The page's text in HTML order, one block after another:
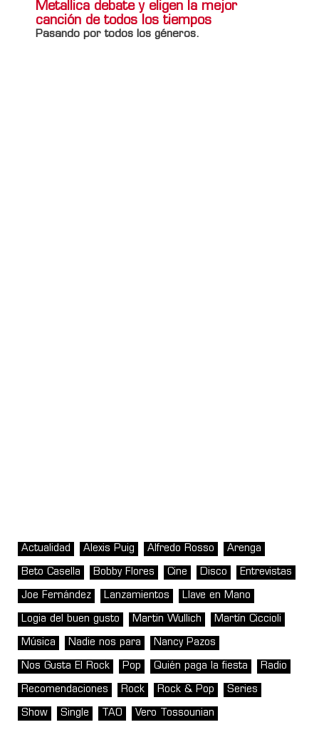
Metallica debate y eligen la mejor
canción de todos los tiempos
Pasando por todos los géneros.
Actualidad Alexis Puig Alfredo Rosso Arenga
Beto Casella Bobby Flores Cine Disco Entrevistas
Joe Fernández Lanzamientos Llave en Mano
Logia del buen gusto Martin Wullich Martín Ciccioli
Música Nadie nos para Nancy Pazos
Nos Gusta El Rock Pop Quién paga la fiesta Radio
Recomendaciones Rock Rock & Pop Series
Show Single TAO Vero Tossounian